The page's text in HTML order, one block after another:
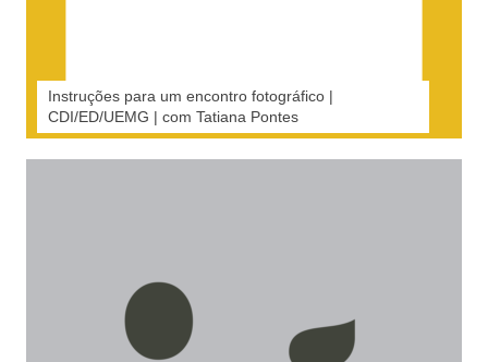
Instruções para um encontro fotográfico |
CDI/ED/UEMG | com Tatiana Pontes